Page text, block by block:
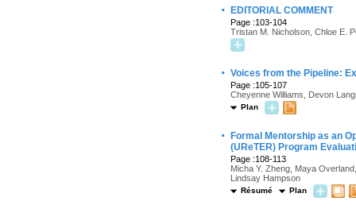
· EDITORIAL COMMENT
Page :103-104
Tristan M. Nicholson, Chloe E.
· Voices from the Pipeline:
Page :105-107
Cheyenne Williams, Devon
Plan
·
Formal Mentorship as an
(UReTER) Program
Page :108-113
Micha Y. Zheng, Maya
Lindsay Hampson
Résumé Plan